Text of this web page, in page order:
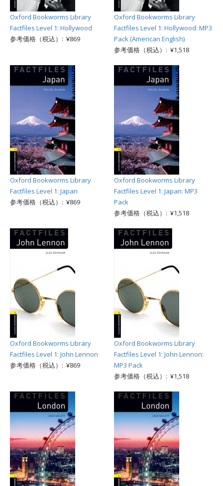
Oxford Bookworms Library
Factfiles Level 1: Hollywood
参考価格（税込）: ¥869
Oxford Bookworms Library
Factfiles Level 1: Hollywood: MP3
Pack (American English)
参考価格（税込）: ¥1,518
Oxford Bookworms Library
Factfiles Level 1: Japan
参考価格（税込）: ¥869
Oxford Bookworms Library
Factfiles Level 1: Japan: MP3
Pack
参考価格（税込）: ¥1,518
Oxford Bookworms Library
Factfiles Level 1: John Lennon
参考価格（税込）: ¥869
Oxford Bookworms Library
Factfiles Level 1: John Lennon:
MP3 Pack
参考価格（税込）: ¥1,518